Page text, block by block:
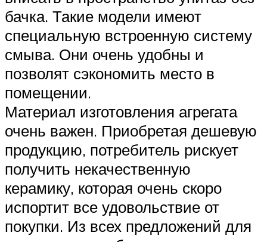
бачка. Такие модели имеют
специальную встроенную систему
смыва. Они очень удобны и
позволят сэкономить место в
помещении.
Материал изготовления агрегата
очень важен. Приобретая дешевую
продукцию, потребитель рискует
получить некачественную
керамику, которая очень скоро
испортит все удовольствие от
покупки. Из всех предложений для